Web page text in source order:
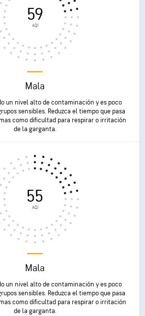
59
AQI
Mala
un nivel alto de contaminación y es poco
sensibles. Reduzca el tiempo que pasa
como dificultad para respirar o irritación
de la garganta.
55
AQI
Mala
un nivel alto de contaminación y es poco
sensibles. Reduzca el tiempo que pasa
como dificultad para respirar o irritación
de la garganta.